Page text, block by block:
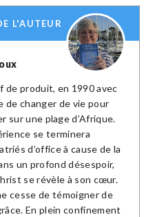
L'AUTEUR
de produit, en 1990 avec
de changer de vie pour
sur une plage d’Afrique.
se terminera
d’office à cause de la
un profond désespoir,
se révèle à son cœur.
cesse de témoigner de
En plein confinement